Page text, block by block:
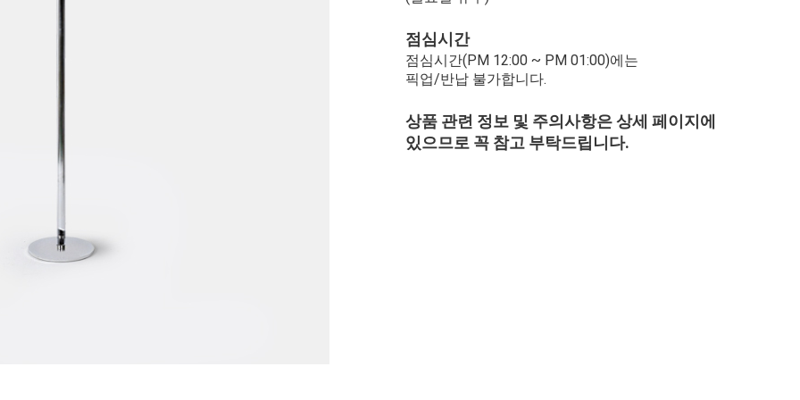
점심시간
점심시간(PM 12:00 ~ PM 01:00)에는
픽업/반납 불가합니다.
상품 관련 정보 및 주의사항은 상세 페이지에
있으므로 꼭 참고 부탁드립니다.